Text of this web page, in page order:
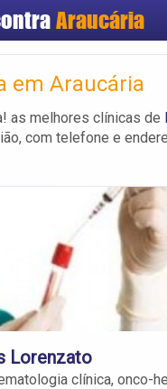
Araucária
Cadastrar
Criar conta
em Araucária
as melhores clínicas de
com telefone e
Lorenzato
clínica, onco-